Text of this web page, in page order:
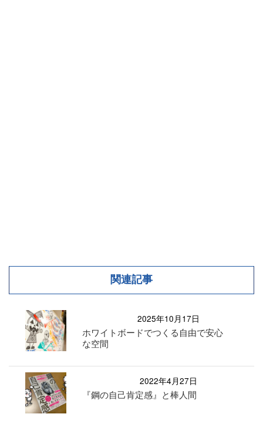
関連記事
2025年10月17日
ホワイトボードでつくる自由で安心
な空間
2022年4月27日
『鋼の自己肯定感』と棒人間